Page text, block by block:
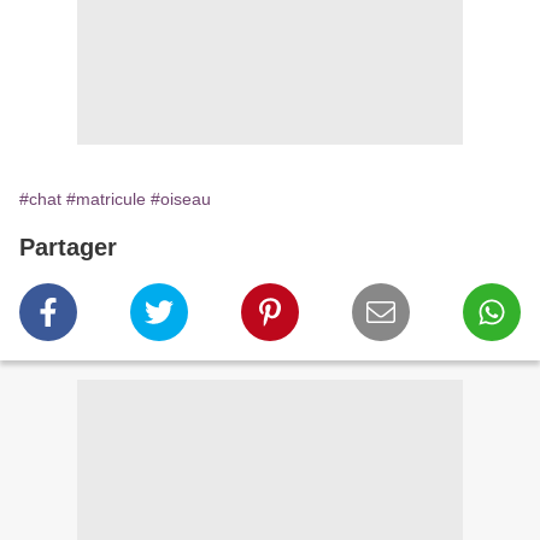
#chat #matricule #oiseau
Partager